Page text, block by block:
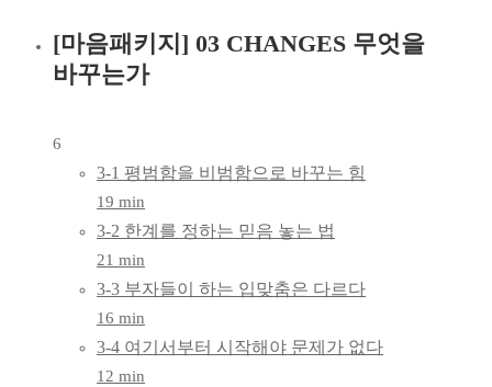
[마음패키지] 03 CHANGES 무엇을
바꾸는가
6
3-1 평범함을 비범함으로 바꾸는 힘
19 min
3-2 한계를 정하는 믿음 놓는 법
21 min
3-3 부자들이 하는 입맞춤은 다르다
16 min
3-4 여기서부터 시작해야 문제가 없다
12 min